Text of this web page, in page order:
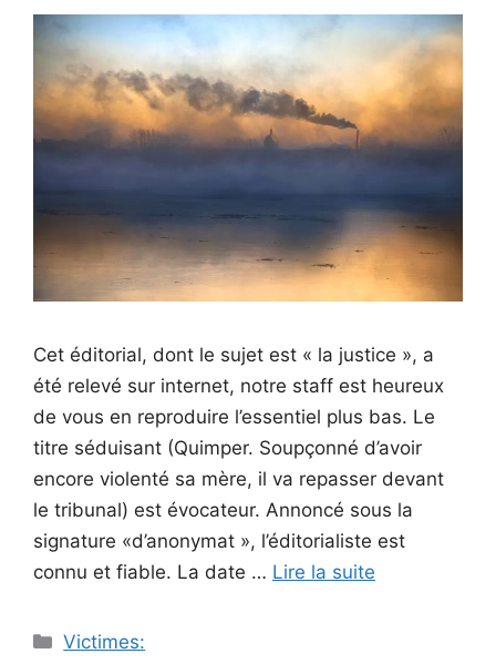
Cet éditorial, dont le sujet est « la justice », a
été relevé sur internet, notre staff est heureux
de vous en reproduire l’essentiel plus bas. Le
titre séduisant (Quimper. Soupçonné d’avoir
encore violenté sa mère, il va repasser devant
le tribunal) est évocateur. Annoncé sous la
signature «d’anonymat », l’éditorialiste est
connu et fiable. La date … Lire la suite
Catégories
Victimes: